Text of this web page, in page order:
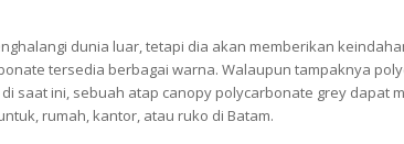
dunia luar, tetapi dia akan memberikan
tersedia berbagai warna. Walaupun tampaknya
saat ini, sebuah atap canopy polycarbonate grey dapat
rumah, kantor, atau ruko di Batam.